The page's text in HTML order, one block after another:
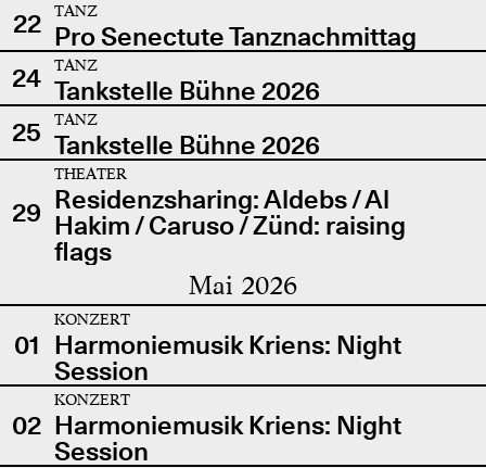
22
TANZ
Pro Senectute Tanznachmittag
24
TANZ
Tankstelle Bühne 2026
25
TANZ
Tankstelle Bühne 2026
29
THEATER
Residenzsharing: Aldebs / Al
Hakim / Caruso / Zünd: raising
flags
Mai 2026
01
KONZERT
Harmoniemusik Kriens: Night
Session
02
KONZERT
Harmoniemusik Kriens: Night
Session